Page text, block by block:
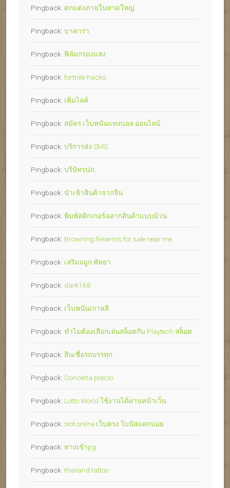
Pingback: ตกแต่งภายในหาดใหญ่
Pingback: บาคาร่า
Pingback: ฟิล์มกรองแสง
Pingback: fortnite hacks
Pingback: เพิ่มไลค์
Pingback: สมัคร เว็บพนันแทงบอล ออนไลน์
Pingback: บริการส่ง SMS
Pingback: บริษัทรปภ.
Pingback: นำเข้าสินค้าจากจีน
Pingback: พิมพ์สติกเกอร์ฉลากสินค้าแบบม้วน
Pingback: Browning firearms for sale near me
Pingback: เสริมจมูก พัทยา
Pingback: dark168
Pingback: เว็บพนันเกาหลี
Pingback: ทำไมต้องเลือกเล่นสล็อตกับ Playtech สล็อต
Pingback: สินเชื่อรถบรรทุก
Pingback: Concerta precio
Pingback: Lotto World ใช้งานได้ผ่านหน้าเว็บ
Pingback: slot online เว็บตรง โบนัสแตกบ่อย
Pingback: ทางเข้าpg
Pingback:thailand tattoo